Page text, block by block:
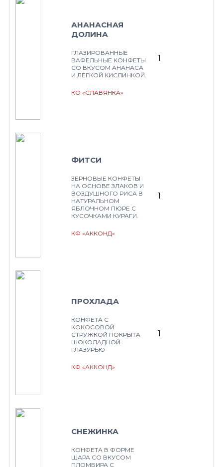
АНАНАСНАЯ
ДОЛИНА
ГЛАЗИРОВАННЫЕ
ВАФЕЛЬНЫЕ КОНФЕТЫ
СО ВКУСОМ АНАНАСА
И ЛЕГКОЙ КИСЛИНКОЙ.
КО «СЛАВЯНКА»
1
ФИТСИ
ЗЕРНОВЫЕ КОНФЕТЫ
НА ОСНОВЕ ЗЛАКОВ И
ВОЗДУШНОГО РИСА В
НАТУРАЛЬНОМ
ЯБЛОЧНОМ ПЮРЕ С
КУСОЧКАМИ КУРАГИ.
КФ «АККОНД»
1
ПРОХЛАДА
КОНФЕТА С
КОКОСОВОЙ
СТРУЖКОЙ ПОКРЫТА
ШОКОЛАДНОЙ
ГЛАЗУРЬЮ
КФ «АККОНД»
1
СНЕЖИНКА
КОНФЕТА В ФОРМЕ
ШАРА СО ВКУСОМ
ПЛОМБИРА С